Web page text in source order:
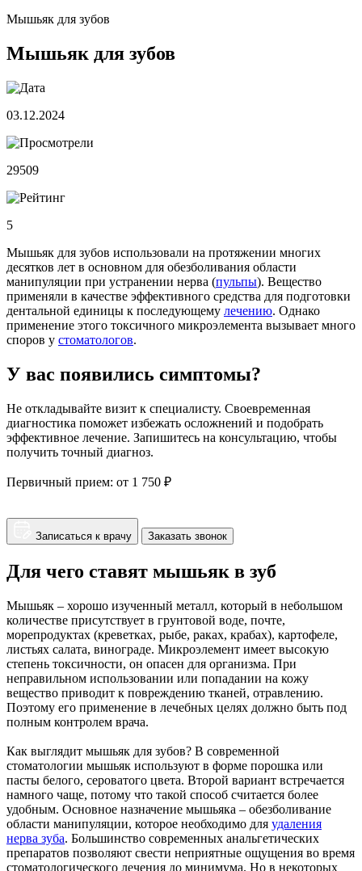
Мышьяк для зубов
Мышьяк для зубов
03.12.2024
29509
5
Мышьяк для зубов использовали на протяжении многих
десятков лет в основном для обезболивания области
манипуляции при устранении нерва (пульпы). Вещество
применяли в качестве эффективного средства для подготовки
дентальной единицы к последующему лечению. Однако
применение этого токсичного микроэлемента вызывает много
споров у стоматологов.
У вас появились симптомы?
Не откладывайте визит к специалисту. Своевременная
диагностика поможет избежать осложнений и подобрать
эффективное лечение. Запишитесь на консультацию, чтобы
получить точный диагноз.
Первичный прием: от 1 750 ₽
Записаться к врачу Заказать звонок
Для чего ставят мышьяк в зуб
Мышьяк – хорошо изученный металл, который в небольшом
количестве присутствует в грунтовой воде, почте,
морепродуктах (креветках, рыбе, раках, крабах), картофеле,
листьях салата, винограде. Микроэлемент имеет высокую
степень токсичности, он опасен для организма. При
неправильном использовании или попадании на кожу
вещество приводит к повреждению тканей, отравлению.
Поэтому его применение в лечебных целях должно быть под
полным контролем врача.
Как выглядит мышьяк для зубов? В современной
стоматологии мышьяк используют в форме порошка или
пасты белого, сероватого цвета. Второй вариант встречается
намного чаще, потому что такой способ считается более
удобным. Основное назначение мышьяка – обезболивание
области манипуляции, которое необходимо для удаления
нерва зуба. Большинство современных анальгетических
препаратов позволяют свести неприятные ощущения во время
стоматологического лечения до минимума. Но в некоторых